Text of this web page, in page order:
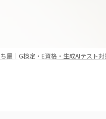
屋｜G検定・E資格・生成AIテスト